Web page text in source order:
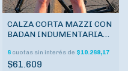
CALZA CORTA MAZZI CON
BADAN INDUMENTARIA
6 cuotas sin interés de $10.268,17
$61.609